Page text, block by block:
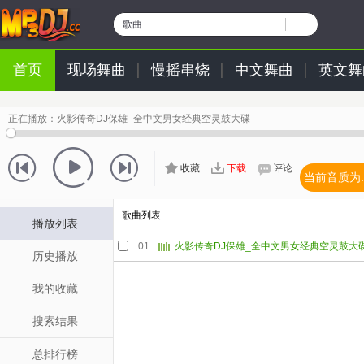
歌曲
首页 现场舞曲 慢摇串烧 中文舞曲 英文
正在播放： 火影传奇DJ保雄_全中文男女经典空灵鼓大碟
收藏 下载 评论
当前音质为:
播放列表
历史播放
我的收藏
搜索结果
总排行榜
歌曲列表
01. 火影传奇DJ保雄_全中文男女经典空灵鼓大